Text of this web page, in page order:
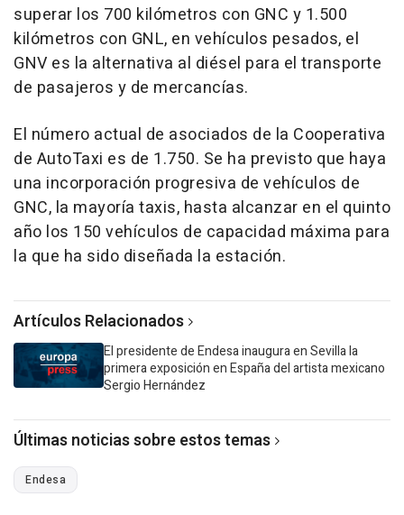
superar los 700 kilómetros con GNC y 1.500
kilómetros con GNL, en vehículos pesados, el
GNV es la alternativa al diésel para el transporte
de pasajeros y de mercancías.
El número actual de asociados de la Cooperativa
de AutoTaxi es de 1.750. Se ha previsto que haya
una incorporación progresiva de vehículos de
GNC, la mayoría taxis, hasta alcanzar en el quinto
año los 150 vehículos de capacidad máxima para
la que ha sido diseñada la estación.
Artículos Relacionados
El presidente de Endesa inaugura en Sevilla la
primera exposición en España del artista mexicano
Sergio Hernández
Últimas noticias sobre estos temas
Endesa